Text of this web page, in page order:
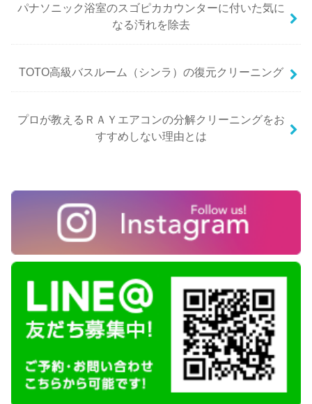
パナソニック浴室のスゴピカカウンターに付いた気に
なる汚れを除去
TOTO高級バスルーム（シンラ）の復元クリーニング
プロが教えるＲＡＹエアコンの分解クリーニングをお
すすめしない理由とは